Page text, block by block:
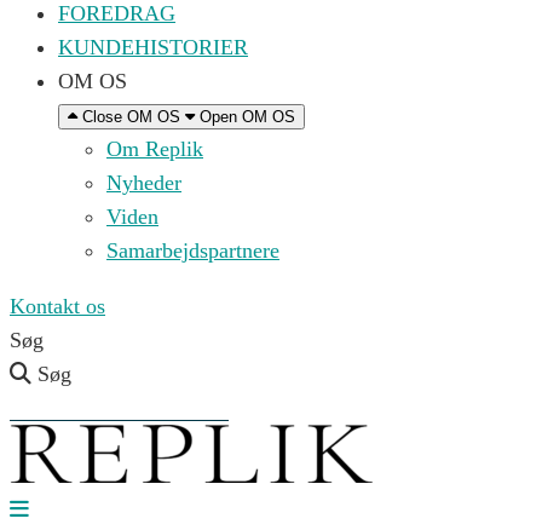
FOREDRAG
KUNDEHISTORIER
OM OS
Close OM OS Open OM OS
Om Replik
Nyheder
Viden
Samarbejdspartnere
Kontakt os
Søg
Søg